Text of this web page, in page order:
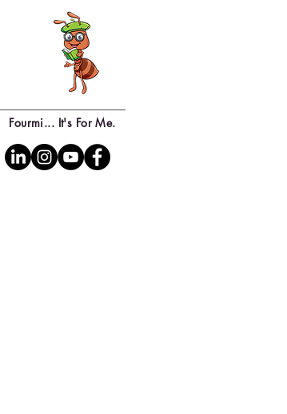
Fourmi... It's For Me.